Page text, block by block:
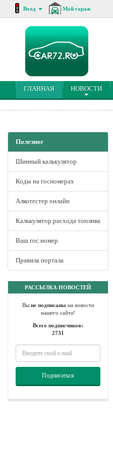
Вход Мой гараж
ГЛАВНАЯ(CURRENT)
НОВОСТИ
Полезное
Шинный калькулятор
Коды на госномерах
Алкотестер онлайн
Калькулятор расхода топлива
Ваш гос.номер
Правила портала
РАССЫЛКА НОВОСТЕЙ
Вы не подписанына новости
нашего сайта!
Всего подписчиков:
2731
Подписаться